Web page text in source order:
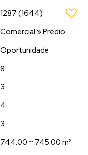
1287 (1644)
Comercial »Prédio
Oportunidade
8
3
4
3
744.00 ~ 745.00 m²